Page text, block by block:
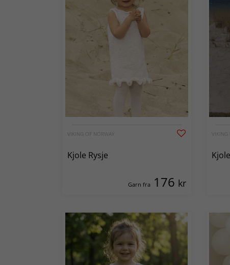
VIKING OF NORWAY
Kjole Rysje
Garn fra 176 kr